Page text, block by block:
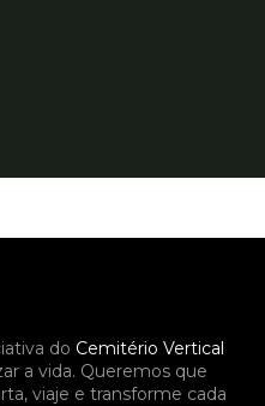
do Cemitério Vertical
a vida. Queremos que
viaje e transforme cada